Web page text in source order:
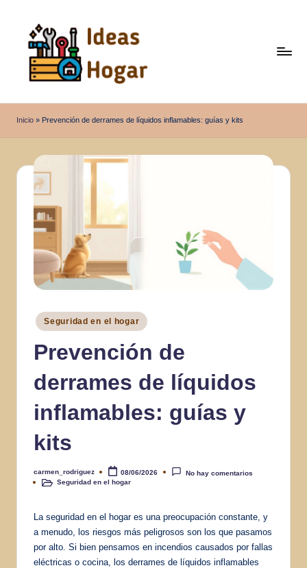
contenido
d
e
a
H
Inicio » Prevención de derrames de líquidos inflamables: guías y kits
Publicado
en
Seguridad en el hogar
Prevención de
derrames de líquidos
inflamables: guías y
kits
Publicado
por
carmen_rodriguez 08/06/2026
No hay comentarios
PublicadoSeguridad en el hogar
La seguridad en el hogar es una preocupación constante, y
a menudo, los riesgos más peligrosos son los que pasamos
por alto. Si bien pensamos en incendios causados por fallas
eléctricas o cocina, los derrames de líquidos inflamables